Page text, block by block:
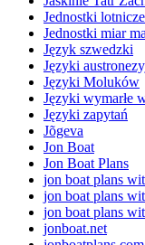
Jednostki
Jednostki miar
Język szwedzki
Języki
Języki Moluków
Języki wymarłe
Języki zapytań
Jõgeva
Jon Boat
Jon Boat Plans
jon boat plans
jon boat plans
jon boat plans
jonboat.net